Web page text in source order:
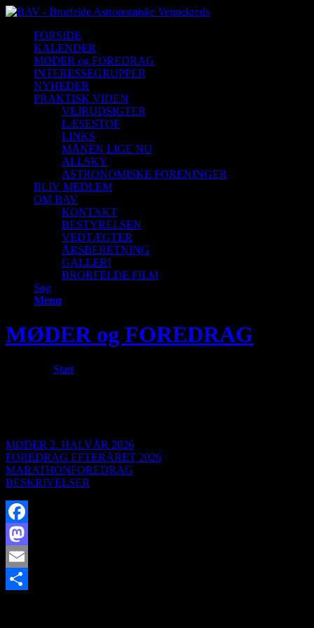
FORSIDE
KALENDER
MØDER og FOREDRAG
INTERESSEGRUPPER
NYHEDER
PRAKTISK VIDEN
VEJRUDSIGTER
LÆSESTOF
LINKS
MÅNEN LIGE NU
ALLSKY
ASTRONOMISKE FORENINGER
BLIV MEDLEM
OM BAV
KONTAKT
BESTYRELSEN
VEDTÆGTER
ÅRSBERETNING
GALLERI
BRORFELDE FILM
Søg
Menu
MØDER og FOREDRAG
Start
MØDER 2. HALVÅR 2026
FOREDRAG EFTERÅRET 2026
MARATHONFOREDRAG
BESKRIVELSER
Facebook
Mastodon
Email